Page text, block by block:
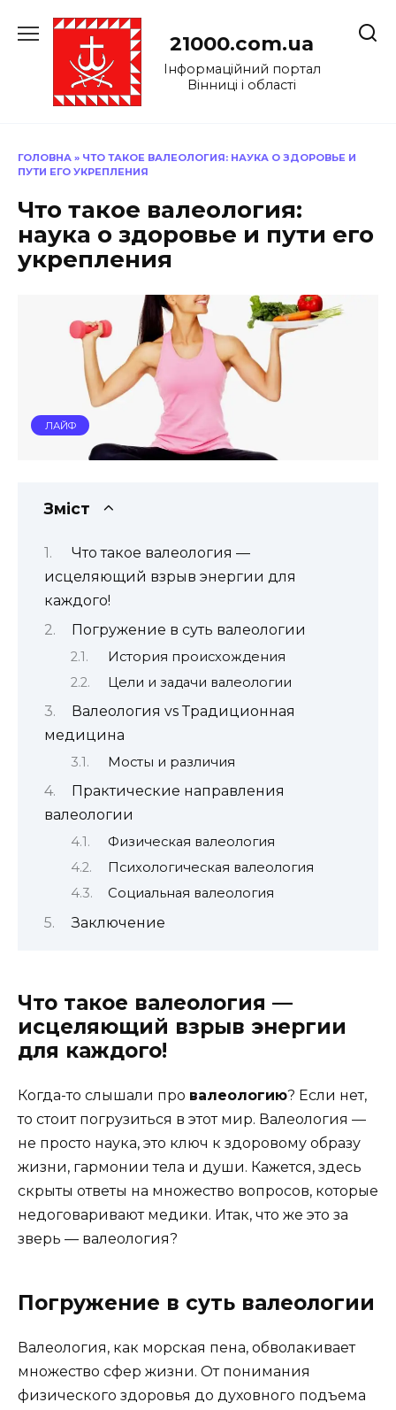
до
21000.com.ua
Інформаційний портал
Вінниці і області
ГОЛОВНА » ЧТО ТАКОЕ ВАЛЕОЛОГИЯ: НАУКА О ЗДОРОВЬЕ И
ПУТИ ЕГО УКРЕПЛЕНИЯ
Что такое валеология:
наука о здоровье и пути его
укрепления
ЛАЙФ
Зміст
Что такое валеология —
исцеляющий взрыв энергии для
каждого!
Погружение в суть валеологии
История происхождения
Цели и задачи валеологии
Валеология vs Традиционная
медицина
Мосты и различия
Практические направления
валеологии
Физическая валеология
Психологическая валеология
Социальная валеология
Заключение
Что такое валеология —
исцеляющий взрыв энергии
для каждого!
Когда-то слышали про валеологию? Если нет,
то стоит погрузиться в этот мир. Валеология —
не просто наука, это ключ к здоровому образу
жизни, гармонии тела и души. Кажется, здесь
скрыты ответы на множество вопросов, которые
недоговаривают медики. Итак, что же это за
зверь — валеология?
Погружение в суть валеологии
Валеология, как морская пена, обволакивает
множество сфер жизни. От понимания
физического здоровья до духовного подъема